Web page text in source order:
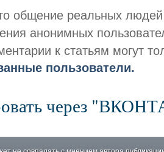
общение реальных
анонимных
к статьям могут
пользователи.
через